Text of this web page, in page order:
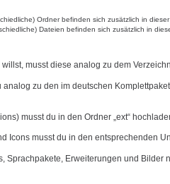
Ordner befinden sich zusätzlich in
Dateien befinden sich zusätzlich in
musst diese analog zu dem
zu den im deutschen
musst du in den Ordner „ext“
Icons musst du in den entsprechenden
Sprachpakete, Erweiterungen und Bilder